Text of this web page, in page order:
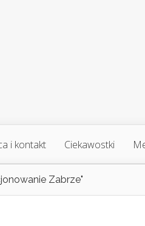
i kontakt Ciekawostki
Zabrze"